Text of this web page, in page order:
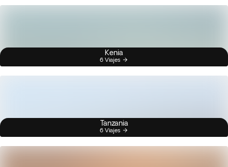
Kenia
6 Viajes
Tanzania
6 Viajes